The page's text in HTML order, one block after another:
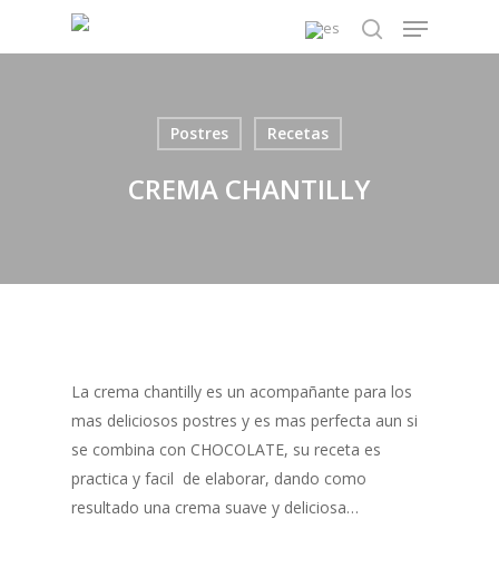
search
Menu
Postres Recetas
CREMA CHANTILLY
La crema chantilly es un acompañante para los
mas deliciosos postres y es mas perfecta aun si
se combina con CHOCOLATE, su receta es
practica y facil de elaborar, dando como
resultado una crema suave y deliciosa…